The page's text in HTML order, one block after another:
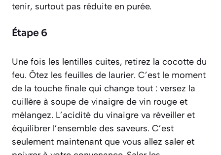
tenir, surtout pas réduite en purée.
Étape 6
Une fois les lentilles cuites, retirez la cocotte du
feu. Ôtez les feuilles de laurier. C’est le moment
de la touche finale qui change tout : versez la
cuillère à soupe de vinaigre de vin rouge et
mélangez. L’acidité du vinaigre va réveiller et
équilibrer l’ensemble des saveurs. C’est
seulement maintenant que vous allez saler et